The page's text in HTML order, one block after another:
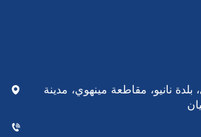
بلدة نانيو، مقاطعة مينهوي، مدينة